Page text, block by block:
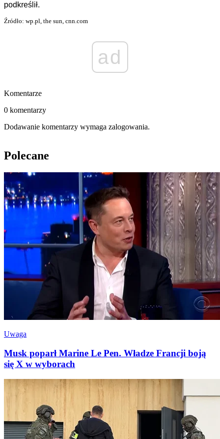
podkreślił.
Źródło: wp.pl, the sun, cnn.com
ad
Komentarze
0 komentarzy
Dodawanie komentarzy wymaga zalogowania.
Polecane
Uwaga
Musk poparł Marine Le Pen. Władze Francji boją
się X w wyborach